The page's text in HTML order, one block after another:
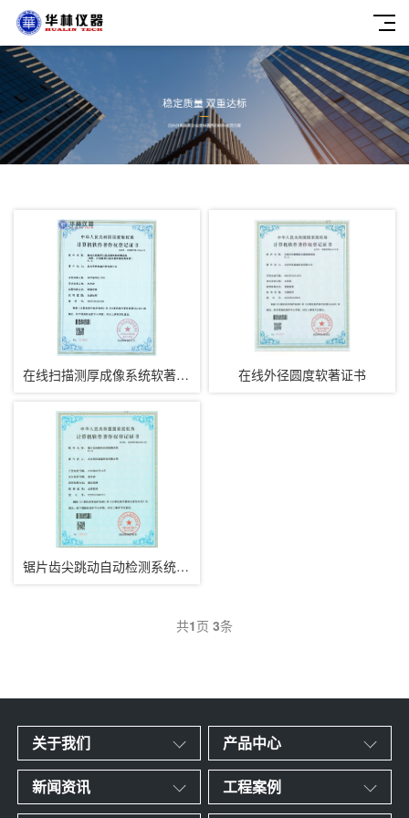
在线扫描测厚成像系统软著证书 在线外径圆度软著证书
锯片齿尖跳动自动检测系统软著证书
共1页 3条
关于我们 产品中心
新闻资讯 工程案例